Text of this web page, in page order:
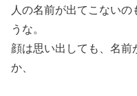
人の名前が出てこない
うな。
顔は思い出しても、名
か、